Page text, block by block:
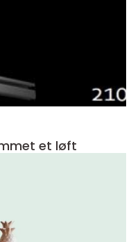
et løft